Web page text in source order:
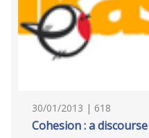
30/01/2013 | 618
Cohesion : a